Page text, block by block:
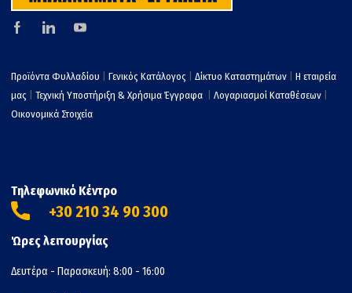
Προϊόντα Φυλλαδίου Γενικός Κατάλογος Δίκτυο Καταστημάτων
Η εταιρεία
μας
Τεχνική Υποστήριξη & Χρήσιμα Έγγραφα Λογαριασμοί Καταθέσεων
Οικονομικά Στοιχεία
Τηλεφωνικό Κέντρο
+30 210 34 90 300
Ώρες λειτουργίας
Δευτέρα - Παρασκευή: 8:00 - 16:00